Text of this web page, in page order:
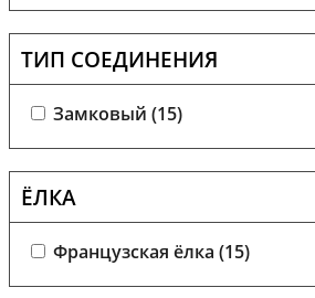
ТИП СОЕДИНЕНИЯ
Замковый (15)
ЁЛКА
Французская ёлка (15)